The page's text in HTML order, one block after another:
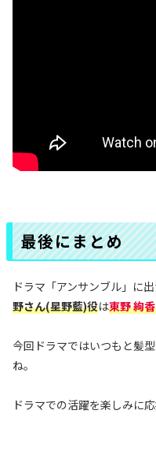
最後にまとめ
ドラマ「アンサンブル」に
野さん(星野藍)役は東野 絢
今回ドラマではいつもと髪
ね。
ドラマでの活躍を楽しみに